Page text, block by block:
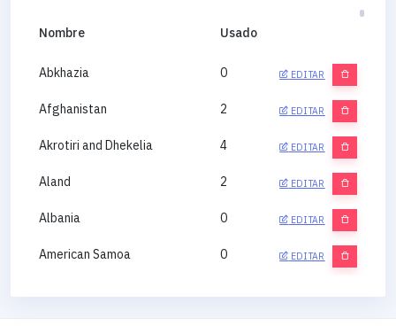
Nombre Usado
Abkhazia 0 EDITAR
Afghanistan 2 EDITAR
Akrotiri and Dhekelia 4 EDITAR
Aland 2 EDITAR
Albania 0 EDITAR
American Samoa 0 EDITAR